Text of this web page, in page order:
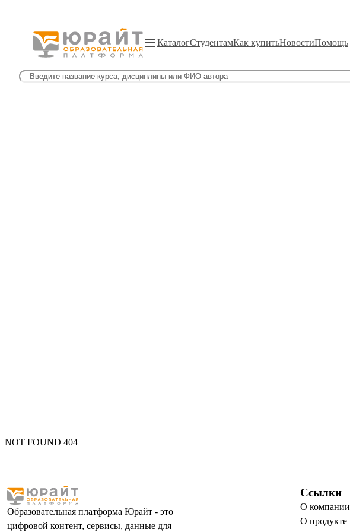
КаталогСтудентамКак купитьНовостиПомощь
NOT FOUND 404
Образовательная платформа Юрайт - это
цифровой контент, сервисы, данные для
Ссылки
О компании
О продукте